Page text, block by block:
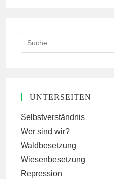
this
UNTERSEITEN
Selbstverständnis
Wer sind wir?
Waldbesetzung
Wiesenbesetzung
Repression